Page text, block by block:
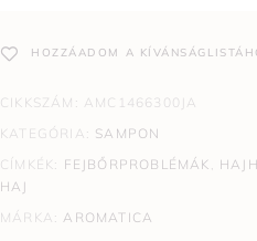
HOZZÁADOM A
CIKKSZÁM: AMC1466300JA
KATEGÓRIA: SAMPON
CÍMKÉK: FEJBŐRPROBLÉMÁK ,
HAJ
MÁRKA:AROMATICA